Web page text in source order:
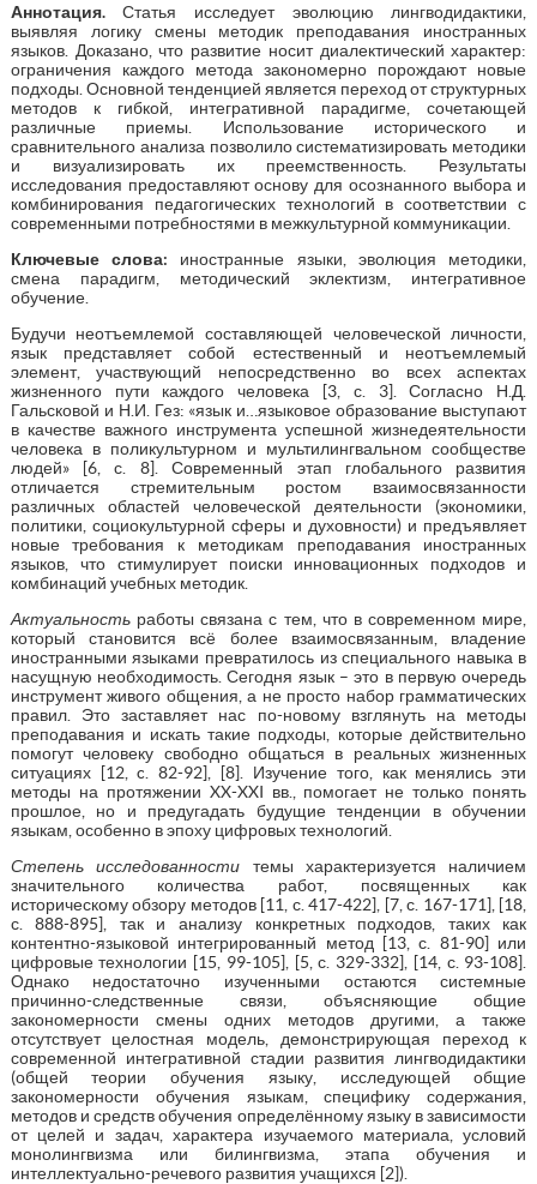
Аннотация.Статья исследует эволюцию лингводидактики,
выявляя логику смены методик преподавания иностранных
языков. Доказано, что развитие носит диалектический характер:
ограничения каждого метода закономерно порождают новые
подходы. Основной тенденцией является переход от структурных
методов к гибкой, интегративной парадигме, сочетающей
различные приемы. Использование исторического и
сравнительного анализа позволило систематизировать методики
и визуализировать их преемственность. Результаты
исследования предоставляют основу для осознанного выбора и
комбинирования педагогических технологий в соответствии с
современными потребностями в межкультурной коммуникации.
Ключевые слова: иностранные языки, эволюция методики,
смена парадигм, методический эклектизм, интегративное
обучение.
Будучи неотъемлемой составляющей человеческой личности,
язык представляет собой естественный и неотъемлемый
элемент, участвующий непосредственно во всех аспектах
жизненного пути каждого человека [3, с. 3]. Согласно Н.Д.
Гальсковой и Н.И. Гез: «язык и…языковое образование выступают
в качестве важного инструмента успешной жизнедеятельности
человека в поликультурном и мультилингвальном сообществе
людей» [6, с. 8]. Современный этап глобального развития
отличается стремительным ростом взаимосвязанности
различных областей человеческой деятельности (экономики,
политики, социокультурной сферы и духовности) и предъявляет
новые требования к методикам преподавания иностранных
языков, что стимулирует поиски инновационных подходов и
комбинаций учебных методик.
Актуальностьработы связана с тем, что в современном мире,
который становится всё более взаимосвязанным, владение
иностранными языками превратилось из специального навыка в
насущную необходимость. Сегодня язык – это в первую очередь
инструмент живого общения, а не просто набор грамматических
правил. Это заставляет нас по-новому взглянуть на методы
преподавания и искать такие подходы, которые действительно
помогут человеку свободно общаться в реальных жизненных
ситуациях [12, c. 82-92], [8]. Изучение того, как менялись эти
методы на протяжении XX-XXI вв., помогает не только понять
прошлое, но и предугадать будущие тенденции в обучении
языкам, особенно в эпоху цифровых технологий.
Степень исследованности темы характеризуется наличием
значительного количества работ, посвященных как
историческому обзору методов [11, с. 417-422], [7, с. 167-171], [18,
с. 888-895], так и анализу конкретных подходов, таких как
контентно-языковой интегрированный метод [13, с. 81-90] или
цифровые технологии [15, 99-105], [5, с. 329-332], [14, с. 93-108].
Однако недостаточно изученными остаются системные
причинно-следственные связи, объясняющие общие
закономерности смены одних методов другими, а также
отсутствует целостная модель, демонстрирующая переход к
современной интегративной стадии развития лингводидактики
(общей теории обучения языку, исследующей общие
закономерности обучения языкам, специфику содержания,
методов и средств обучения определённому языку в зависимости
от целей и задач, характера изучаемого материала, условий
монолингвизма или билингвизма, этапа обучения и
интеллектуально-речевого развития учащихся [2]).